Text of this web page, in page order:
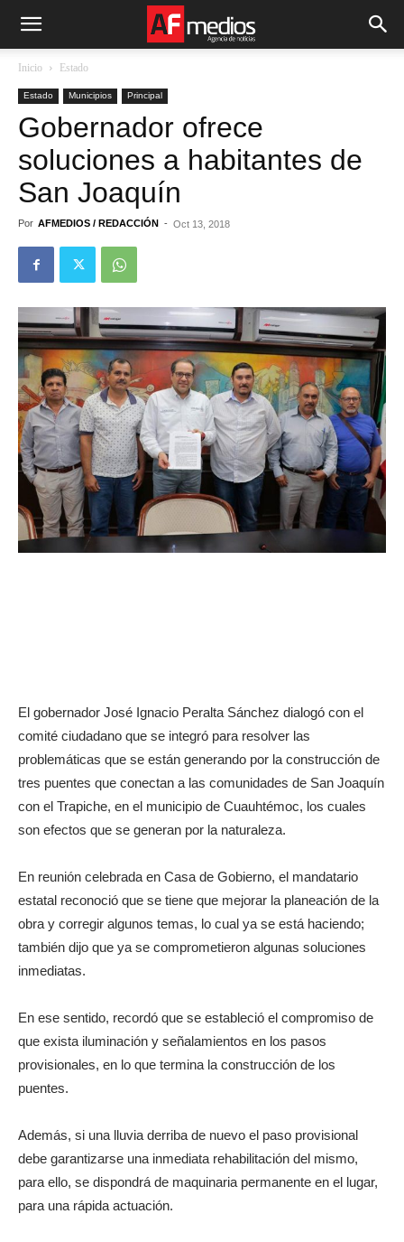
Inicio Estado
Estado Municipios Principal
Gobernador ofrece
soluciones a habitantes de
San Joaquín
Por AFMEDIOS / REDACCIÓN - Oct 13, 2018
El gobernador José Ignacio Peralta Sánchez dialogó con el
comité ciudadano que se integró para resolver las
problemáticas que se están generando por la construcción de
tres puentes que conectan a las comunidades de San Joaquín
con el Trapiche, en el municipio de Cuauhtémoc, los cuales
son efectos que se generan por la naturaleza.
En reunión celebrada en Casa de Gobierno, el mandatario
estatal reconoció que se tiene que mejorar la planeación de la
obra y corregir algunos temas, lo cual ya se está haciendo;
también dijo que ya se comprometieron algunas soluciones
inmediatas.
En ese sentido, recordó que se estableció el compromiso de
que exista iluminación y señalamientos en los pasos
provisionales, en lo que termina la construcción de los
puentes.
Además, si una lluvia derriba de nuevo el paso provisional
debe garantizarse una inmediata rehabilitación del mismo,
para ello, se dispondrá de maquinaria permanente en el lugar,
para una rápida actuación.